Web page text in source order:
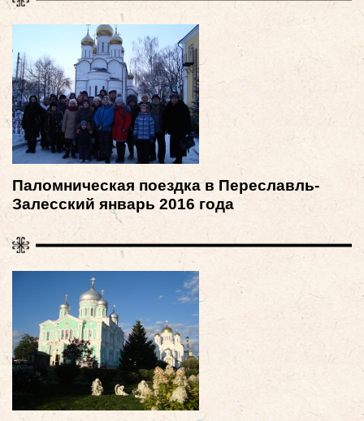
Паломническая поездка в Переславль-
Залесский январь 2016 года